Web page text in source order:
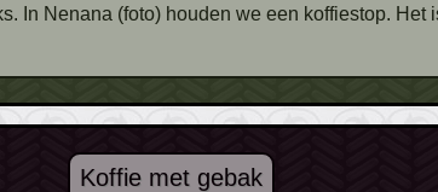
Koffie met gebak